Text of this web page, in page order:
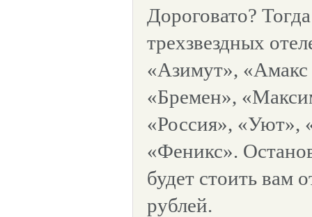
Дороговато?
трехзвездных
«Азимут», «Амакс
«Бремен»,
«Россия», «Уют»,
«Феникс».
будет стоить вам
рублей.